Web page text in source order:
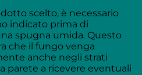
scelto, è necessario
indicato prima di
spugna umida. Questo
che il fungo venga
anche negli strati
parete a ricevere eventuali